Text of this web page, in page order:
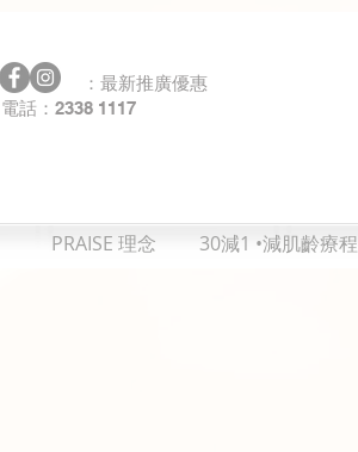
：最新推廣優惠
電話： 2338 1117
PRAISE 理念 30減1 •減肌齡療程